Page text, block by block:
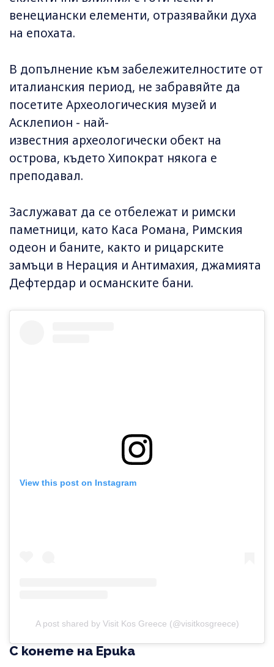
венециански елементи, отразявайки духа
на епохата.
В допълнение към забележителностите от
италианския период, не забравяйте да
посетите Археологическия музей и
Асклепион - най-
известния археологически обект на
острова, където Хипократ някога е
преподавал.
Заслужават да се отбележат и римски
паметници, като Каса Романа, Римския
одеон и баните, както и рицарските
замъци в Нерация и Антимахия, джамията
Дефтердар и османските бани.
View this post on Instagram
A post shared by Visit Kos Greece (@visitkosgreece)
С конете на Ерика